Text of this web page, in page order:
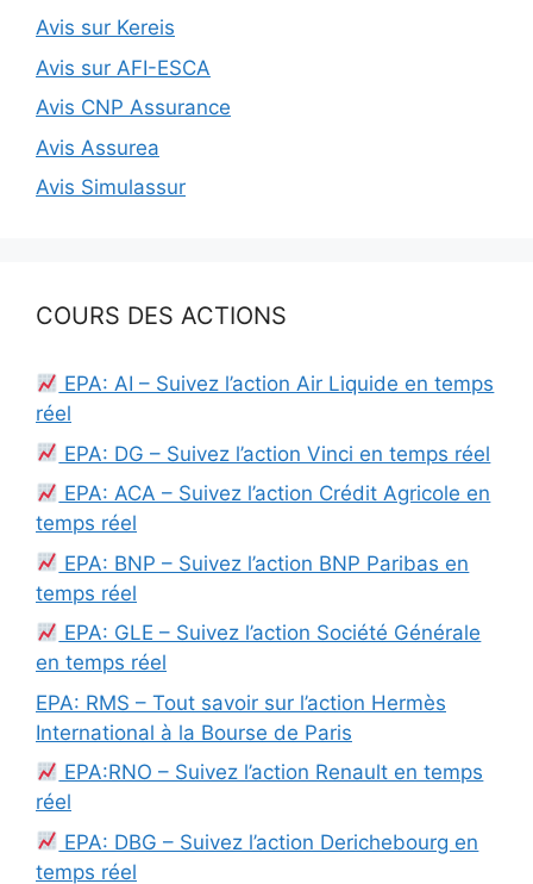
Avis sur Kereis
Avis sur AFI-ESCA
Avis CNP Assurance
Avis Assurea
Avis Simulassur
COURS DES ACTIONS
EPA: AI – Suivez l’action Air Liquide en temps
réel
EPA: DG – Suivez l’action Vinci en temps réel
EPA: ACA – Suivez l’action Crédit Agricole en
temps réel
EPA: BNP – Suivez l’action BNP Paribas en
temps réel
EPA: GLE – Suivez l’action Société Générale
en temps réel
EPA: RMS – Tout savoir sur l’action Hermès
International à la Bourse de Paris
EPA:RNO – Suivez l’action Renault en temps
réel
EPA: DBG – Suivez l’action Derichebourg en
temps réel